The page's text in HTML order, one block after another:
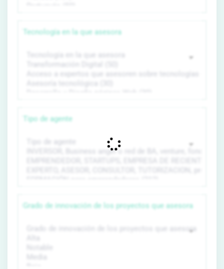
Tecnología en la que asesora
Tipo de agente
Grado de innovación de los proyectos que asesora